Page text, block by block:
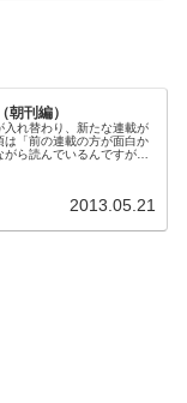
朝刊編）
れ替わり、新たな連載が
は「前の連載の方が面白か
ら読んでいるんですが、
2013.05.21